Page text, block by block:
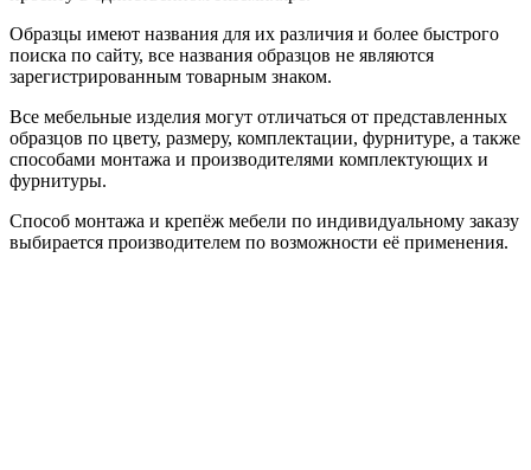
Образцы имеют названия для их различия и более быстрого
поиска по сайту, все названия образцов не являются
зарегистрированным товарным знаком.
Все мебельные изделия могут отличаться от представленных
образцов по цвету, размеру, комплектации, фурнитуре, а также
способами монтажа и производителями комплектующих и
фурнитуры.
Способ монтажа и крепёж мебели по индивидуальному заказу
выбирается производителем по возможности её применения.